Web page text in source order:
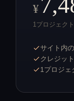
¥
1プロジェク
サイト内
クレジッ
1プロジェ